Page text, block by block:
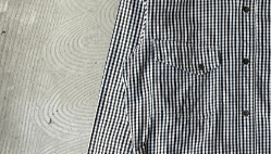
Helmut Lang
Yohji Yamamoto